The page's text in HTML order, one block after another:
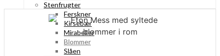
Stenfrugter
Ferskner
Kirsebær
Mirabeller
Blommer
Slåen